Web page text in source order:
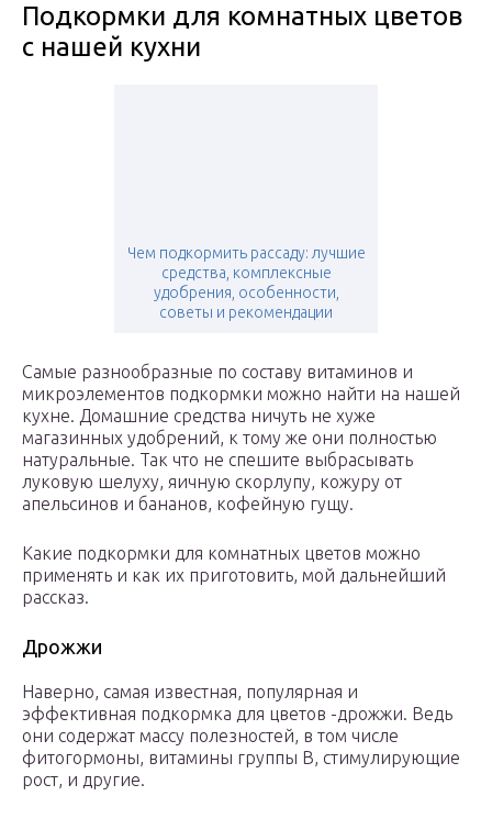
Подкормки для комнатных цветов
с нашей кухни
Чем подкормить рассаду: лучшие
средства, комплексные
удобрения, особенности,
советы и рекомендации
Самые разнообразные по составу витаминов и
микроэлементов подкормки можно найти на нашей
кухне. Домашние средства ничуть не хуже
магазинных удобрений, к тому же они полностью
натуральные. Так что не спешите выбрасывать
луковую шелуху, яичную скорлупу, кожуру от
апельсинов и бананов, кофейную гущу.
Какие подкормки для комнатных цветов можно
применять и как их приготовить, мой дальнейший
рассказ.
Дрожжи
Наверно, самая известная, популярная и
эффективная подкормка для цветов -дрожжи. Ведь
они содержат массу полезностей, в том числе
фитогормоны, витамины группы В, стимулирующие
рост, и другие.